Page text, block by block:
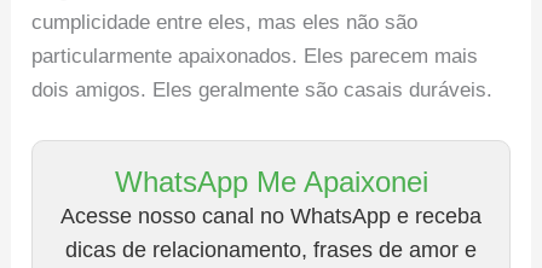
cumplicidade entre eles, mas eles não são
particularmente apaixonados. Eles parecem mais
dois amigos. Eles geralmente são casais duráveis.
WhatsApp Me Apaixonei
Acesse nosso canal no WhatsApp e receba
dicas de relacionamento, frases de amor e